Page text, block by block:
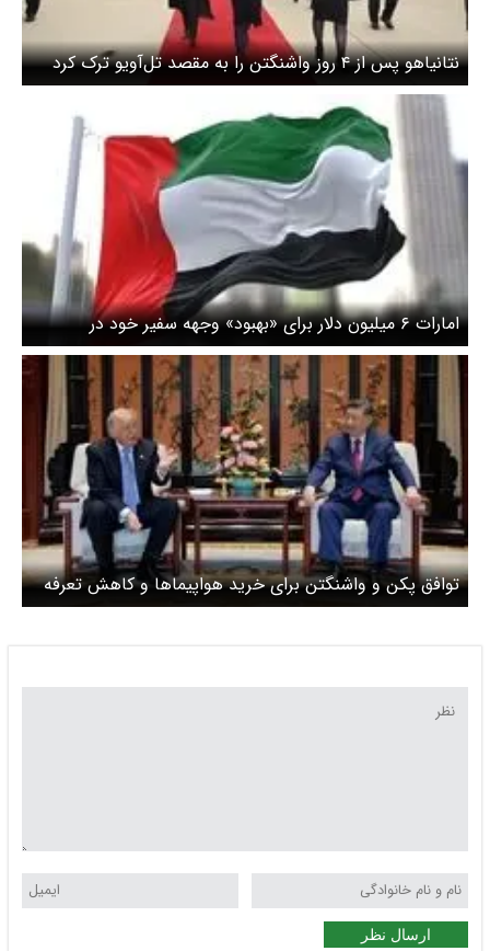
نتانیاهو پس از ۴ روز واشنگتن را به مقصد تل‌آویو ترک کرد
امارات ۶ میلیون دلار برای «بهبود» وجهه سفیر خود در
واشنگتن پرداخت کرد
توافق پکن و واشنگتن برای خرید هواپیماها و کاهش تعرفه
محصلات کشاورزی
ارسال نظر